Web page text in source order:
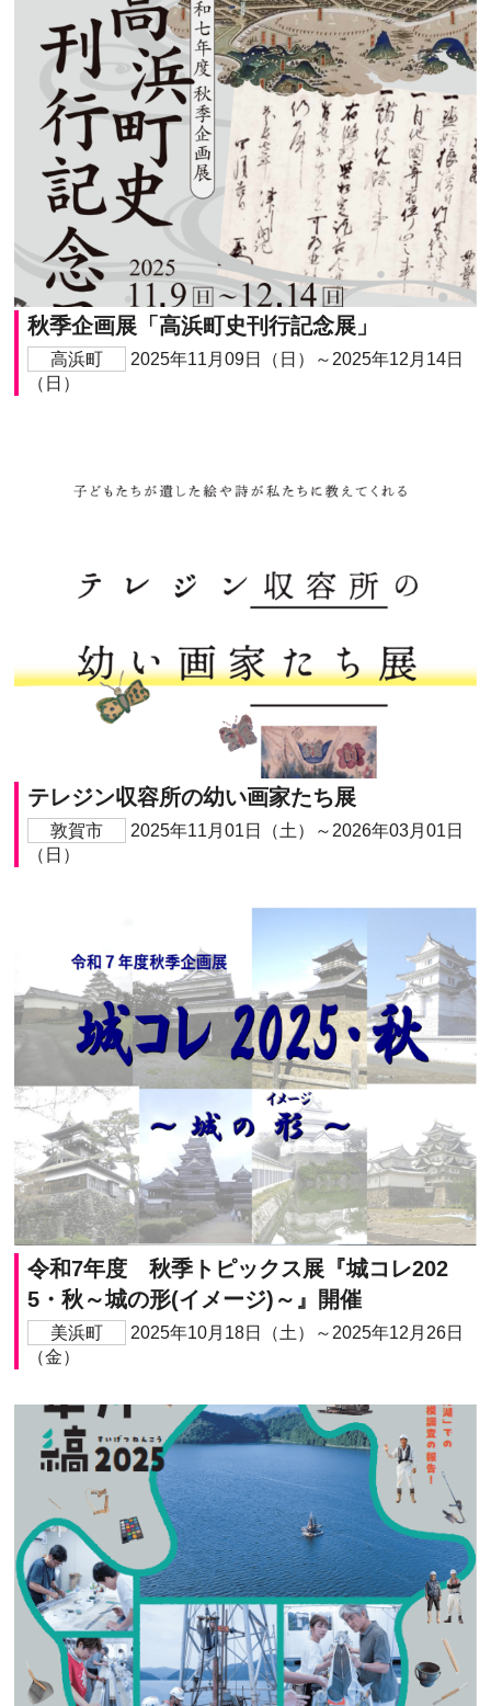
秋季企画展「高浜町史刊行記念展」
高浜町
2025年11月09日（日）～2025年12月14日
（日）
テレジン収容所の幼い画家たち展
敦賀市
2025年11月01日（土）～2026年03月01日
（日）
令和7年度 秋季トピックス展『城コレ202
5・秋～城の形(イメージ)～』開催
美浜町
2025年10月18日（土）～2025年12月26日
（金）